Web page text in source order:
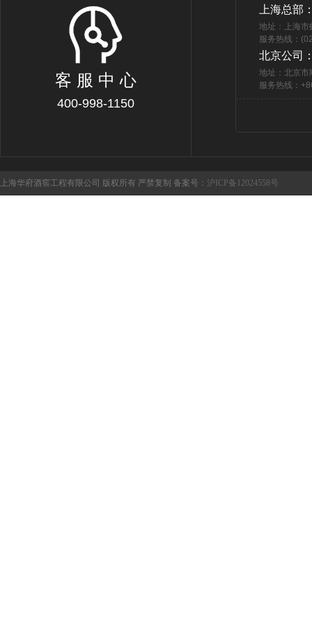
客 服 中 心
400-998-1150
上海总部
地址：上海
服务热线：
北京公司
地址：北京市
服务热线：
上海华府酒窖工程有限公司 版权所有 严禁复制 备案号： 沪ICP备12024558号